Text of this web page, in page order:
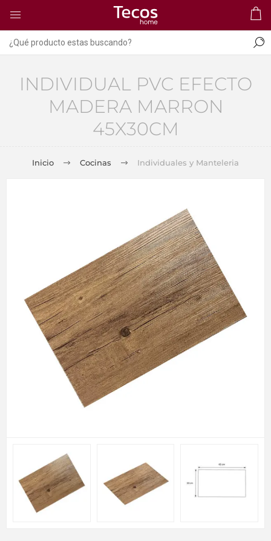
INDIVIDUAL PVC EFECTO
MADERA MARRON
45X30CM
Inicio Cocinas Individuales y Manteleria